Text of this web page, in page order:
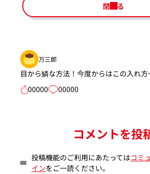
閉じる
万三郎
目から鱗な方法！今度からはこの入れ方
00000
00000
コメントを投
投稿機能のご利用にあたってはコミ
インをご一読ください。